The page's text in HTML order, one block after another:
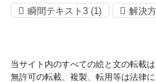
瞬間テキスト3 (1) 解決
当サイト内のすべての絵と文の転載は
無許可の転載、複製、転用等は法律に